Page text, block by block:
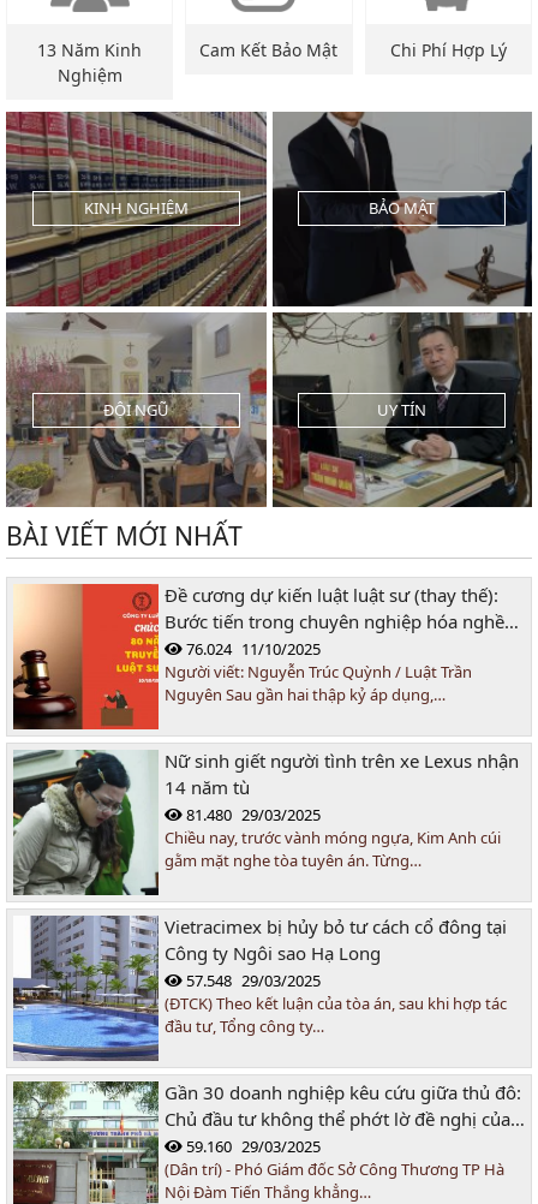
13 Năm Kinh
Nghiệm
Cam Kết Bảo Mật Chi Phí Hợp Lý
KINH NGHIỆM BẢO MẬT
ĐỘI NGŨ UY TÍN
BÀI VIẾT MỚI NHẤT
Đề cương dự kiến luật luật sư (thay thế):
Bước tiến trong chuyên nghiệp hóa nghề
luật sư tại Việt Nam
76.024 11/10/2025
Người viết: Nguyễn Trúc Quỳnh / Luật Trần
Nguyên Sau gần hai thập kỷ áp dụng,…
Nữ sinh giết người tình trên xe Lexus nhận
14 năm tù
81.480 29/03/2025
Chiều nay, trước vành móng ngựa, Kim Anh cúi
gằm mặt nghe tòa tuyên án. Từng…
Vietracimex bị hủy bỏ tư cách cổ đông tại
Công ty Ngôi sao Hạ Long
57.548 29/03/2025
(ĐTCK) Theo kết luận của tòa án, sau khi hợp tác
đầu tư, Tổng công ty…
Gần 30 doanh nghiệp kêu cứu giữa thủ đô:
Chủ đầu tư không thể phớt lờ đề nghị của
các doanh nghiệp!
59.160 29/03/2025
(Dân trí) - Phó Giám đốc Sở Công Thương TP Hà
Nội Đàm Tiến Thắng khẳng…